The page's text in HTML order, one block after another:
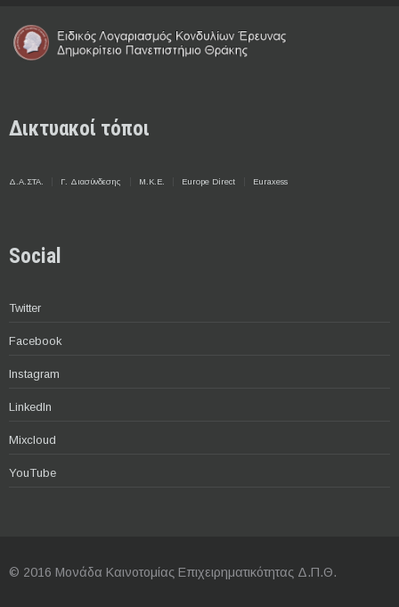
Δικτυακοί τόποι
Δ.Α.ΣΤΑ. Γ. Διασύνδεσης Μ.Κ.Ε. Europe Direct Euraxess
Social
Twitter
Facebook
Instagram
LinkedIn
Mixcloud
YouTube
© 2016 Μονάδα Καινοτομίας Επιχειρηματικότητας Δ.Π.Θ.